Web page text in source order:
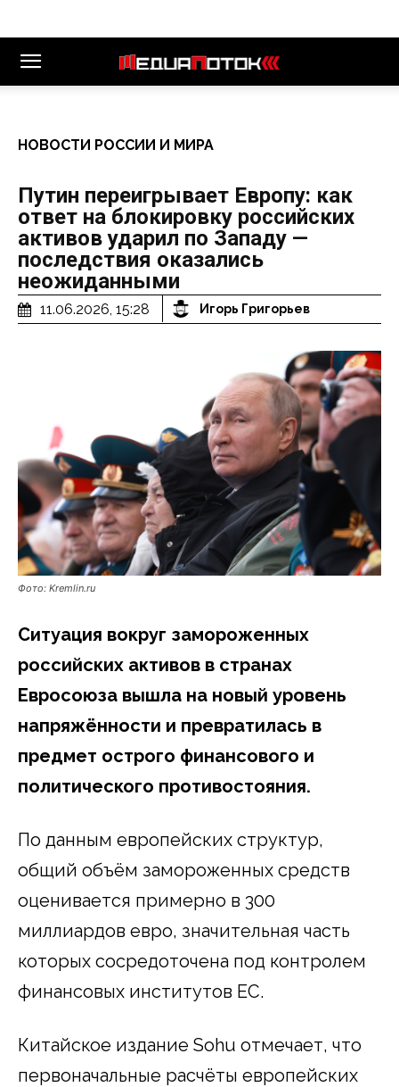
НОВОСТИ РОССИИ И МИРА
Путин переигрывает Европу: как
ответ на блокировку российских
активов ударил по Западу —
последствия оказались
неожиданными
11.06.2026, 15:28 Игорь Григорьев
Фото: Kremlin.ru
Ситуация вокруг замороженных
российских активов в странах
Евросоюза вышла на новый уровень
напряжённости и превратилась в
предмет острого финансового и
политического противостояния.
По данным европейских структур,
общий объём замороженных средств
оценивается примерно в 300
миллиардов евро, значительная часть
которых сосредоточена под контролем
финансовых институтов ЕС.
Китайское издание Sohu отмечает, что
первоначальные расчёты европейских